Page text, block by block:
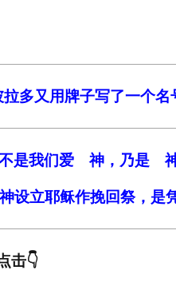
拉多又用牌子写了一个
不是我们爱 神，乃是
设立耶稣作挽回祭，是
击👇